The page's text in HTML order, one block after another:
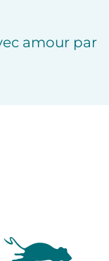
amour par